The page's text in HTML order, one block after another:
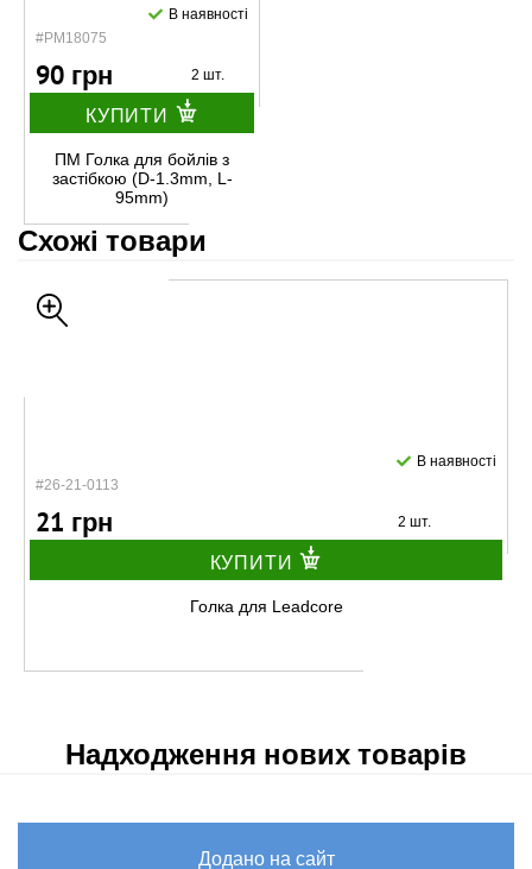
#PM18075
В наявності
90 грн 2 шт.
КУПИТИ
ПМ Голка для бойлів з
застібкою (D-1.3mm, L-
95mm)
Схожі товари
#26-21-0113
В наявності
21 грн 2 шт.
КУПИТИ
Голка для Leadcore
Надходження нових товарів
Додано на сайт